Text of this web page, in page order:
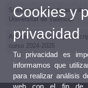
Sesiones informativas
Universitat de València
Abierto el plazo de
curso 2024-2025
Cookies y
privacidad
Tu privacidad es
informamos que
para realizar análisis
web con el fin de